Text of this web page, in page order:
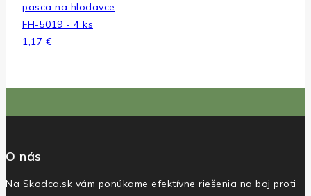
pasca na hlodavce
FH-5019 - 4 ks
1,17 €
O nás
Na Skodca.sk vám ponúkame efektívne riešenia na boj proti